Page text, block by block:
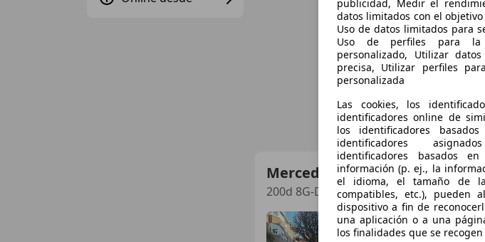
Mercedes-Benz B 200
200d 8G-DCT
€
publicidad, Medir el
datos limitados con el
Uso de datos limitados para
Uso de perfiles para la
personalizado, Utilizar
precisa, Utilizar perfiles
personalizada
Las cookies, los
identificadores online de
los identificadores
identificadores
identificadores basados
información (p. ej., la
el idioma, el tamaño de
compatibles, etc.), pueden
dispositivo a fin de
una aplicación o a una
los finalidades que se